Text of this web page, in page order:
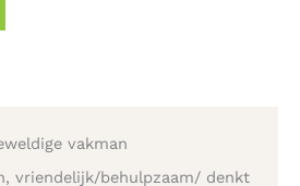
vakman
vriendelijk/behulpzaam/ denkt